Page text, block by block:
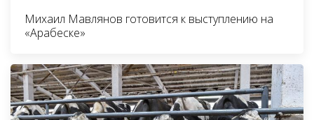
Михаил Мавлянов готовится к выступлению на
«Арабеске»